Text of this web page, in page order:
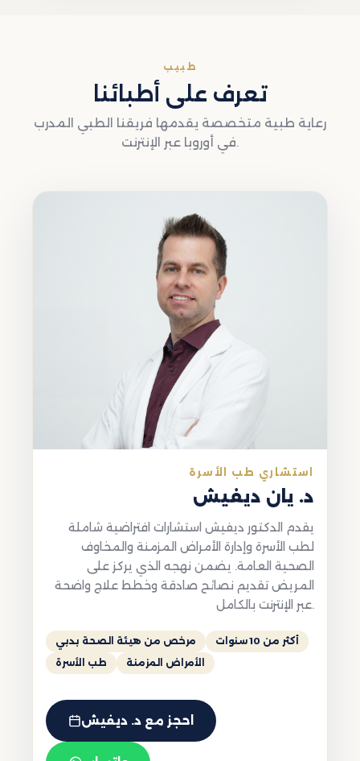
طبيب
تعرف على أطبائنا
رعاية طبية متخصصة يقدمها فريقنا الطبي المدرب
في أوروبا عبر الإنترنت.
استشاري طب الأسرة
د. يان ديفيش
يقدم الدكتور ديفيش استشارات افتراضية شاملة
لطب الأسرة وإدارة الأمراض المزمنة والمخاوف
الصحية العامة. يضمن نهجه الذي يركز على
المريض تقديم نصائح صادقة وخطط علاج واضحة
عبر الإنترنت بالكامل.
مرخص من هيئة الصحة بدبي
أكثر من 10 سنوات
طب الأسرة
الأمراض المزمنة
احجز مع د. ديفيش